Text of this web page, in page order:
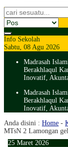
Info Sekolah
Sabtu, 08 Agu 2026
Madrasah
Berakhlaqul
Inovatif,
Madrasah
Berakhlaqul
Inovatif,
Anda disini : Home -
MTsN 2 Lamongan
25 Maret 2026